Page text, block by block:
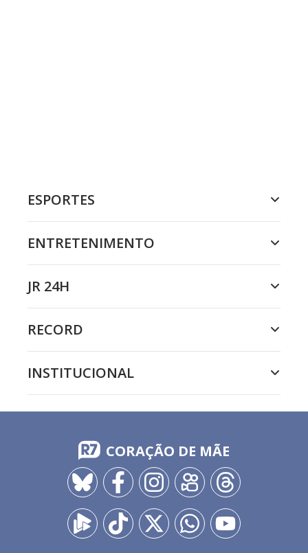
ESPORTES
ENTRETENIMENTO
JR 24H
RECORD
INSTITUCIONAL
CORAÇÃO DE MÃE